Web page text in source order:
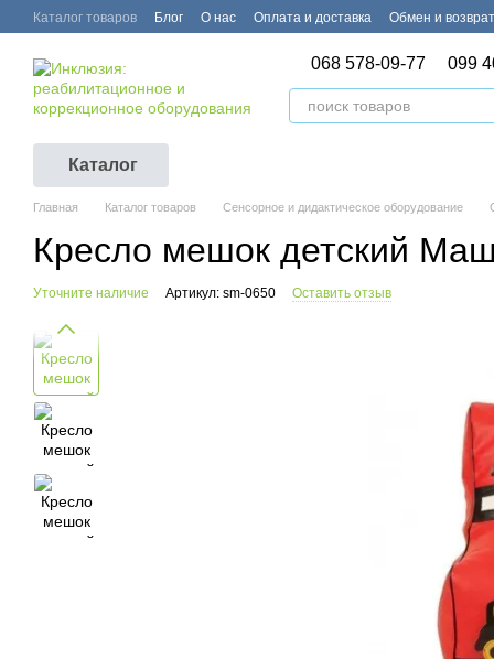
Перейти к основному контенту
Каталог товаров Блог О нас Оплата и доставка Обмен и возврат
068 578-09-77 099
Каталог
Главная Каталог товаров Сенсорное и дидактическое оборудование
Кресло мешок детский
Уточните наличие Артикул: sm-0650 Оставить отзыв